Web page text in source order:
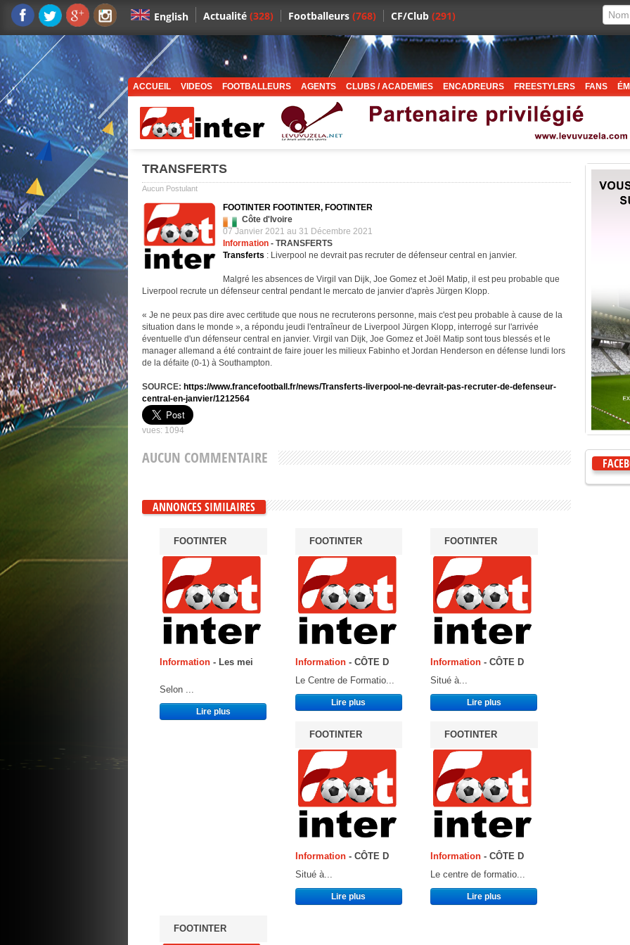
English Actualité (328) Footballeurs (768) CF/Club (291)
ACCUEIL VIDEOS FOOTBALLEURS AGENTS CLUBS / ACADEMIES ENCADREURS FREESTYLERS FANS
TRANSFERTS
Aucun Postulant
FOOTINTER FOOTINTER, FOOTINTER
Côte d'Ivoire
07 Janvier 2021 au 31 Décembre 2021
Information - TRANSFERTS
Transferts : Liverpool ne devrait pas recruter de défenseur central en janvier.
Malgré les absences de Virgil van Dijk, Joe Gomez et Joël Matip, il est peu probable que
Liverpool recrute un défenseur central pendant le mercato de janvier d'après Jürgen Klopp.
« Je ne peux pas dire avec certitude que nous ne recruterons personne, mais c'est peu probable à cause de la
situation dans le monde », a répondu jeudi l'entraîneur de Liverpool Jürgen Klopp, interrogé sur l'arrivée
éventuelle d'un défenseur central en janvier. Virgil van Dijk, Joe Gomez et Joël Matip sont tous blessés et le
manager allemand a été contraint de faire jouer les milieux Fabinho et Jordan Henderson en défense lundi lors
de la défaite (0-1) à Southampton.
SOURCE: https://www.francefootball.fr/news/Transferts-liverpool-ne-devrait-pas-recruter-de-defenseur-
central-en-janvier/1212564
vues: 1094
AUCUN COMMENTAIRE
ANNONCES SIMILAIRES
FOOTINTER
Information - Les mei
Selon ...
Lire plus
FOOTINTER
Information- CÔTE D
Le Centre de Formatio...
Lire plus
FOOTINTER
Information - CÔTE D
Situé à...
Lire plus
FOOTINTER
Information- CÔTE D
Situé à...
Lire plus
FOOTINTER
Information - CÔTE D
Le centre de formatio...
Lire plus
FOOTINTER